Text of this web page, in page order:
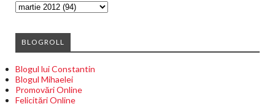
BLOGROLL
Blogul lui Constantin
Blogul Mihaelei
Promovări Online
Felicitări Online